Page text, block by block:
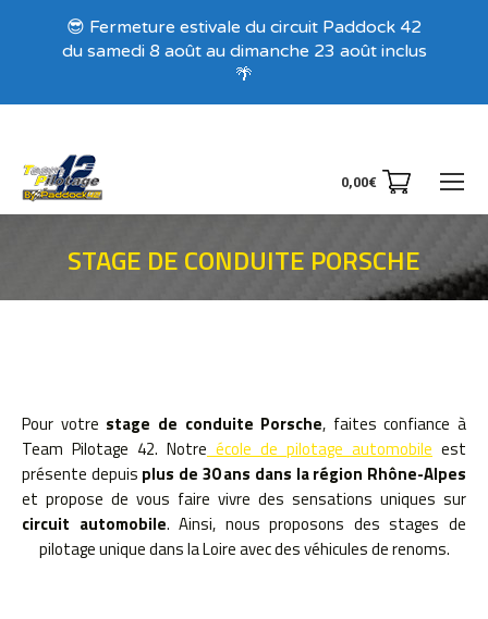
0,00€
STAGE DE CONDUITE PORSCHE
Pour votre stage de conduite Porsche, faites confiance à
Team Pilotage 42. Notre école de pilotage automobile est
présente depuis plus de 30 ans dans la région Rhône-Alpes
et propose de vous faire vivre des sensations uniques sur
circuit automobile. Ainsi, nous proposons des stages de
pilotage unique dans la Loire avec des véhicules de renoms.
😎 Fermeture estivale du circuit Paddock 42
du samedi 8 août au dimanche 23 août inclus
🌴